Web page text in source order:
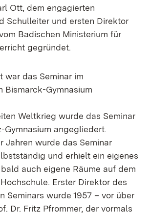
Ott, dem engagierten
Schulleiter und ersten Direktor
Badischen Ministerium für
gegründet.
war das Seminar im
Bismarck-Gymnasium
Weltkrieg wurde das Seminar
Gymnasium angegliedert.
Jahren wurde das Seminar
und erhielt ein eigenes
auch eigene Räume auf dem
Erster Direktor des
Seminars wurde 1957 – vor über
Dr. Fritz Pfrommer, der vormals